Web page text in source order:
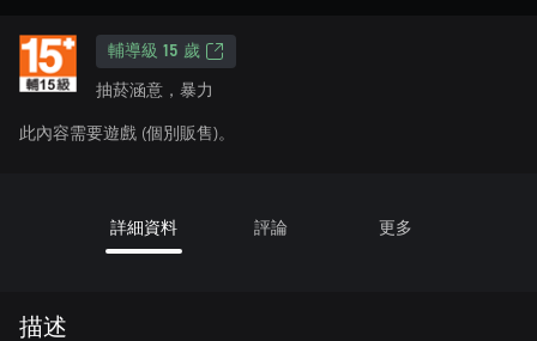
輔導級 15 歲
抽菸涵意，暴力
此內容需要遊戲 (個別販售)。
詳細資料 評論 更多
描述